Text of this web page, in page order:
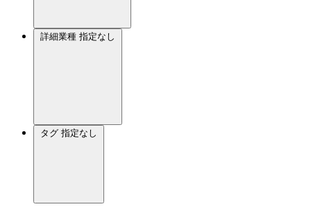
詳細業種 指定なし
タグ 指定なし